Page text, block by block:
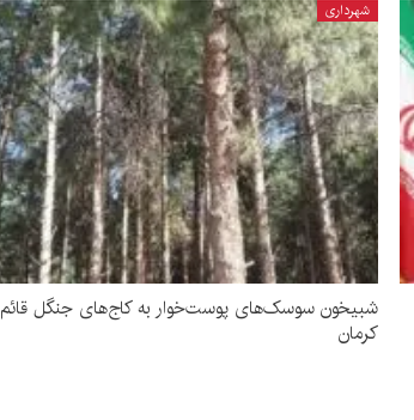
شهرداری
شبیخون سوسک‌های پوست‌خوار به کاج‌های جنگل قائم
کرمان